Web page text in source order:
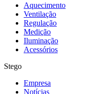
Aquecimento
Ventilação
Regulação
Medição
Iluminação
Acessórios
Stego
Empresa
Notícias